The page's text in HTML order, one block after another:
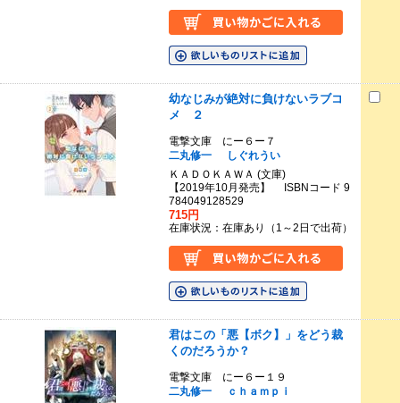
幼なじみが絶対に負けないラブコ
メ ２
電撃文庫 にー６ー７
二丸修一
しぐれうい
ＫＡＤＯＫＡＷＡ (文庫)
【2019年10月発売】 ISBNコード 9
784049128529
715円
在庫状況：在庫あり（1～2日で出荷）
君はこの「悪【ボク】」をどう裁
くのだろうか？
電撃文庫 にー６ー１９
二丸修一
ｃｈａｍｐｉ